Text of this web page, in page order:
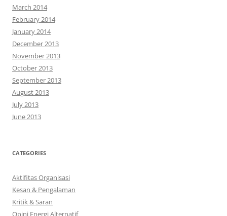
March 2014
February 2014
January 2014
December 2013
November 2013
October 2013
September 2013
August 2013
July 2013
June 2013
CATEGORIES
Aktifitas Organisasi
Kesan & Pengalaman
Kritik & Saran
Opini Energi Alternatif